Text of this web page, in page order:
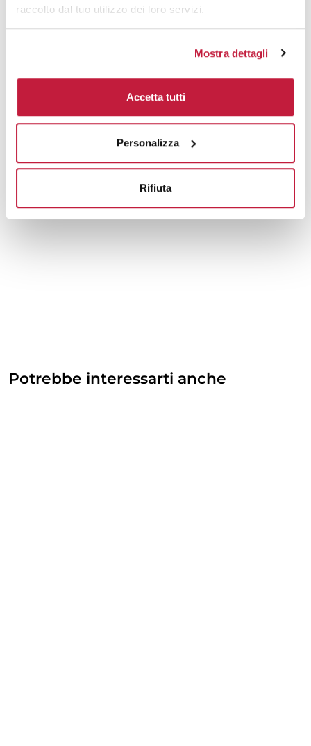
raccolto dal tuo utilizzo dei loro servizi.
Mostra dettagli
Accetta tutti
Personalizza
Rifiuta
Potrebbe interessarti anche